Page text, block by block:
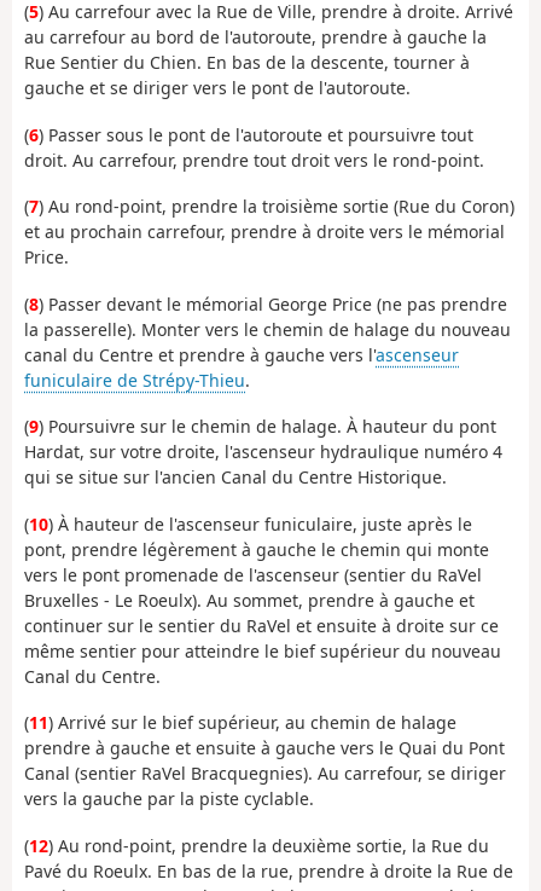
(5) Au carrefour avec la Rue de Ville, prendre à droite. Arrivé
au carrefour au bord de l'autoroute, prendre à gauche la
Rue Sentier du Chien. En bas de la descente, tourner à
gauche et se diriger vers le pont de l'autoroute.
(6) Passer sous le pont de l'autoroute et poursuivre tout
droit. Au carrefour, prendre tout droit vers le rond-point.
(7) Au rond-point, prendre la troisième sortie (Rue du Coron)
et au prochain carrefour, prendre à droite vers le mémorial
Price.
(8) Passer devant le mémorial George Price (ne pas prendre
la passerelle). Monter vers le chemin de halage du nouveau
canal du Centre et prendre à gauche vers l'ascenseur
funiculaire de Strépy-Thieu.
(9) Poursuivre sur le chemin de halage. À hauteur du pont
Hardat, sur votre droite, l'ascenseur hydraulique numéro 4
qui se situe sur l'ancien Canal du Centre Historique.
(10) À hauteur de l'ascenseur funiculaire, juste après le
pont, prendre légèrement à gauche le chemin qui monte
vers le pont promenade de l'ascenseur (sentier du RaVel
Bruxelles - Le Roeulx). Au sommet, prendre à gauche et
continuer sur le sentier du RaVel et ensuite à droite sur ce
même sentier pour atteindre le bief supérieur du nouveau
Canal du Centre.
(11) Arrivé sur le bief supérieur, au chemin de halage
prendre à gauche et ensuite à gauche vers le Quai du Pont
Canal (sentier RaVel Bracquegnies). Au carrefour, se diriger
vers la gauche par la piste cyclable.
(12) Au rond-point, prendre la deuxième sortie, la Rue du
Pavé du Roeulx. En bas de la rue, prendre à droite la Rue de